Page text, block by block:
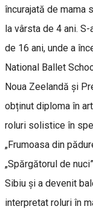
încurajată de mama
la vârsta de 4 ani.
de 16 ani, unde a
National Ballet
Noua Zeelandă și
obținut diploma în
roluri solistice în
„Frumoasa din
„Spărgătorul de
Sibiu și a devenit
interpretat roluri în